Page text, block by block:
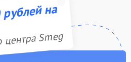
на
Smeg